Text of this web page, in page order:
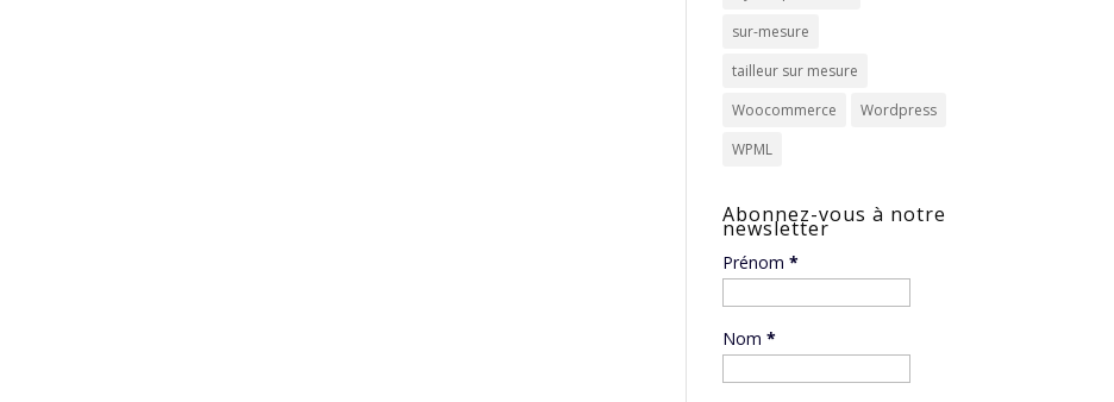
sur-mesure
tailleur sur mesure
Woocommerce
Wordpress
WPML
Abonnez-vous à notre
newsletter
Prénom*
Nom*